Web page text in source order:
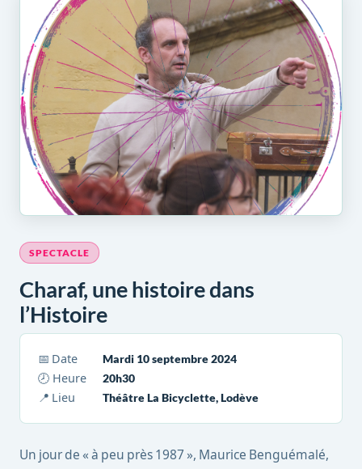
SPECTACLE
Charaf, une histoire dans
l’Histoire
📅 Date
Mardi 10 septembre 2024
🕗 Heure
20h30
📍 Lieu
Théâtre La Bicyclette, Lodève
Un jour de « à peu près 1987 », Maurice Benguémalé,